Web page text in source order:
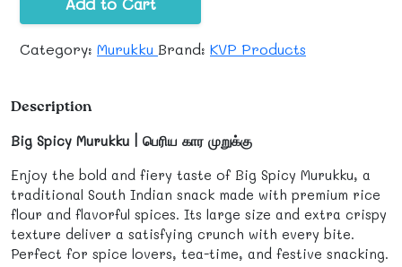
Category: Murukku Brand: KVP Products
Description
Big Spicy Murukku | பெரிய கார முறுக்கு
Enjoy the bold and fiery taste of Big Spicy Murukku, a
traditional South Indian snack made with premium rice
flour and flavorful spices. Its large size and extra crispy
texture deliver a satisfying crunch with every bite.
Perfect for spice lovers, tea-time, and festive snacking.